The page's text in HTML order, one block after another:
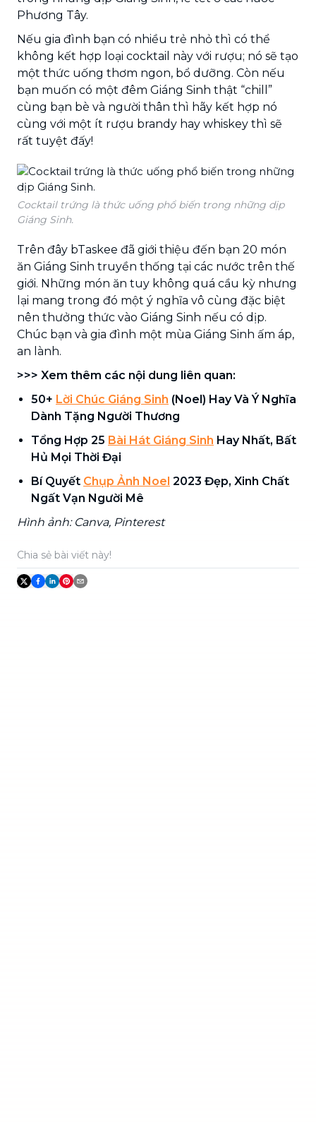
Phương Tây.
Nếu gia đình bạn có nhiều trẻ nhỏ thì có thể
không kết hợp loại cocktail này với rượu; nó sẽ tạo
một thức uống thơm ngon, bổ dưỡng. Còn nếu
bạn muốn có một đêm Giáng Sinh thật “chill”
cùng bạn bè và người thân thì hãy kết hợp nó
cùng với một ít rượu brandy hay whiskey thì sẽ
rất tuyệt đấy!
Cocktail trứng là thức uống phổ biến trong những dịp
Giáng Sinh.
Trên đây bTaskee đã giới thiệu đến bạn 20 món
ăn Giáng Sinh truyền thống tại các nước trên thế
giới. Những món ăn tuy không quá cầu kỳ nhưng
lại mang trong đó một ý nghĩa vô cùng đặc biệt
nên thưởng thức vào Giáng Sinh nếu có dịp.
Chúc bạn và gia đình một mùa Giáng Sinh ấm áp,
an lành.
>>> Xem thêm các nội dung liên quan:
50+ Lời Chúc Giáng Sinh (Noel) Hay Và Ý Nghĩa
Dành Tặng Người Thương
Tổng Hợp 25 Bài Hát Giáng Sinh Hay Nhất, Bất
Hủ Mọi Thời Đại
Bí Quyết Chụp Ảnh Noel 2023 Đẹp, Xinh Chất
Ngất Vạn Người Mê
Hình ảnh: Canva, Pinterest
Chia sẻ bài viết này!